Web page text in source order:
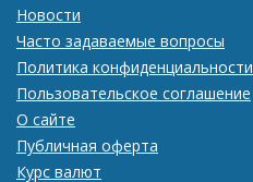
Новости
Часто задаваемые вопросы
Политика конфиденциальности
Пользовательское соглашение
О сайте
Публичная оферта
Курс валют